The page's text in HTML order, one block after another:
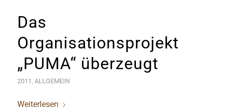
Das
Organisationsprojekt
„PUMA“ überzeugt
2011 , ALLGEMEIN
Weiterlesen